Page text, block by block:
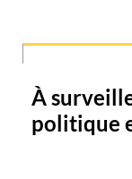
À
politique